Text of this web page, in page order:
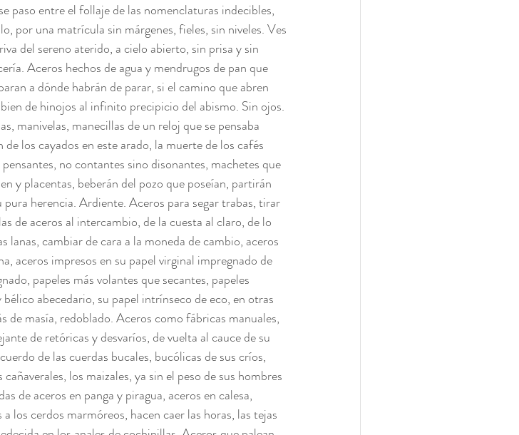
paso entre el follaje de las nomenclaturas indecibles,
por una matrícula sin márgenes, fieles, sin niveles. Ves
del sereno aterido, a cielo abierto, sin prisa y sin
Aceros hechos de agua y mendrugos de pan que
a dónde habrán de parar, si el camino que abren
de hinojos al infinito precipicio del abismo. Sin ojos.
manivelas, manecillas de un reloj que se pensaba
los cayados en este arado, la muerte de los cafés
no contantes sino disonantes, machetes que
y placentas, beberán del pozo que poseían, partirán
herencia. Ardiente. Aceros para segar trabas, tirar
de aceros al intercambio, de la cuesta al claro, de lo
cambiar de cara a la moneda de cambio, aceros
aceros impresos en su papel virginal impregnado de
papeles más volantes que secantes, papeles
abecedario, su papel intrínseco de eco, en otras
de masía, redoblado. Aceros como fábricas manuales,
de retóricas y desvaríos, de vuelta al cauce de su
de las cuerdas bucales, bucólicas de sus críos,
los maizales, ya sin el peso de sus hombres
de aceros en panga y piragua, aceros en calesa,
los cerdos marmóreos, hacen caer las horas, las tejas